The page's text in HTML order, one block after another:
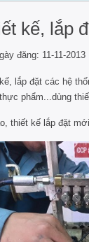
kế, lắp
đăng: 11-11-2013
lắp đặt các hệ
phẩm...dùng
thiết kế lắp đặt